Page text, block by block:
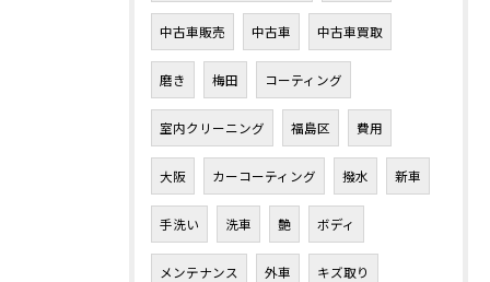
中古車販売 中古車 中古車買取
磨き 梅田 コーティング
室内クリーニング 福島区 費用
大阪 カーコーティング 撥水 新車
手洗い 洗車 艶 ボディ
メンテナンス 外車 キズ取り